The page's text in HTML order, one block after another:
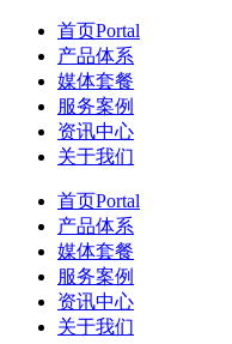
首页Portal
产品体系
媒体套餐
服务案例
资讯中心
关于我们
首页Portal
产品体系
媒体套餐
服务案例
资讯中心
关于我们